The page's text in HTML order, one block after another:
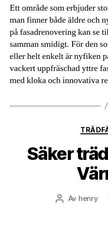
Ett område som erbjuder
man finner både äldre och
på fasadrenovering kan se
samman smidigt. För den
eller helt enkelt är nyfiken
vackert uppfräschad yttre
med kloka och innovativa
Säker
Av henry